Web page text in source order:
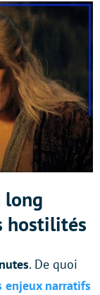
long
hostilités
. De quoi
enjeux narratifs